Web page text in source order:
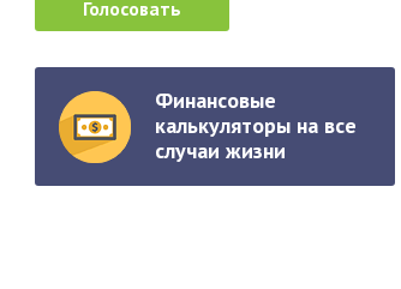
Финансовые
калькуляторы на все
случаи жизни